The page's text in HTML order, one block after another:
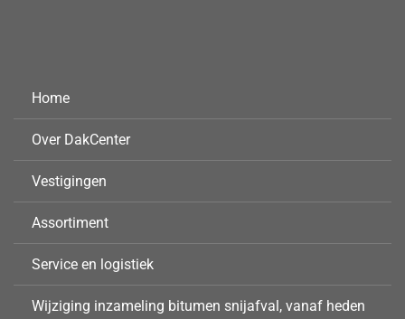
Home
Over DakCenter
Vestigingen
Assortiment
Service en logistiek
Wijziging inzameling bitumen snijafval, vanaf heden